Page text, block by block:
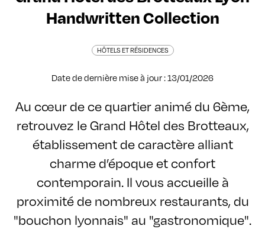
Handwritten Collection
HÔTELS ET RÉSIDENCES
Date de dernière mise à jour : 13/01/2026
Au cœur de ce quartier animé du 6ème,
retrouvez le Grand Hôtel des Brotteaux,
établissement de caractère alliant
charme d’époque et confort
contemporain. Il vous accueille à
proximité de nombreux restaurants, du
"bouchon lyonnais" au "gastronomique".